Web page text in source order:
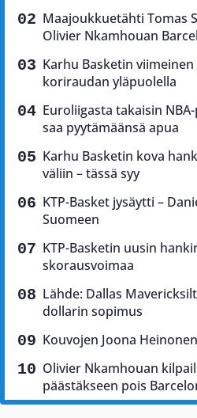
Maajoukkuetähti Tomas
Olivier Nkamhouan
Karhu Basketin
koriraudan yläpuolella
Euroliigasta takaisin
saa pyytämäänsä apua
Karhu Basketin kova
väliin – tässä syy
KTP-Basket jysäytti –
Suomeen
KTP-Basketin uusin
skorausvoimaa
Lähde: Dallas
dollarin sopimus
Kouvojen Joona
Olivier Nkamhouan
päästäkseen pois